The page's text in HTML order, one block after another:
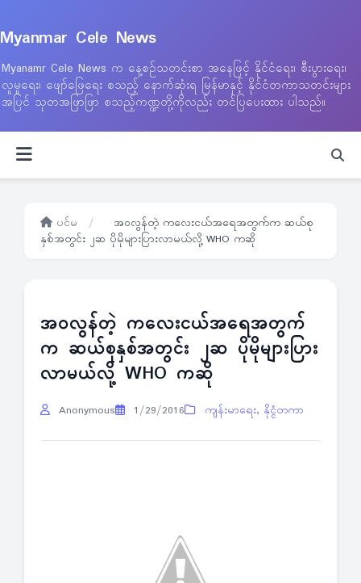
Myanmar Cele News
Myanamr Cele News က နေ့စဉ်သတင်းစာ အနေဖြင့် နိုင်ငံရေး၊ စီးပွားရေး၊
လူမှုရေး၊ ဖျော်ဖြေရေး စသည့် နောက်ဆုံးရ မြန်မာနှင့် နိုင်ငံတကာသတင်းများ
အပြင် သုတအဖြာဖြာ စသည့်ကဏ္ဍတို့ကိုလည်း တင်ပြပေးထား ပါသည်။
ပင်မ /
အဝလွန်တဲ့ ကလေးငယ်အရေအတွက်က ဆယ်စု
နှစ်အတွင်း ၂ဆ ပိုမိုများပြားလာမယ်လို့ WHO ကဆို
အဝလွန်တဲ့ ကလေးငယ်အရေအတွက်
က ဆယ်စုနှစ်အတွင်း ၂ဆ ပိုမိုများပြား
လာမယ်လို့ WHO ကဆို
Anonymous 1/29/2016 ကျန်းမာရေး, နိုင္ငံတကာ